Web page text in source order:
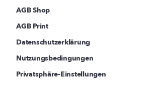
AGB Shop
AGB Print
Datenschutzerklärung
Nutzungsbedingungen
Privatsphäre-Einstellungen